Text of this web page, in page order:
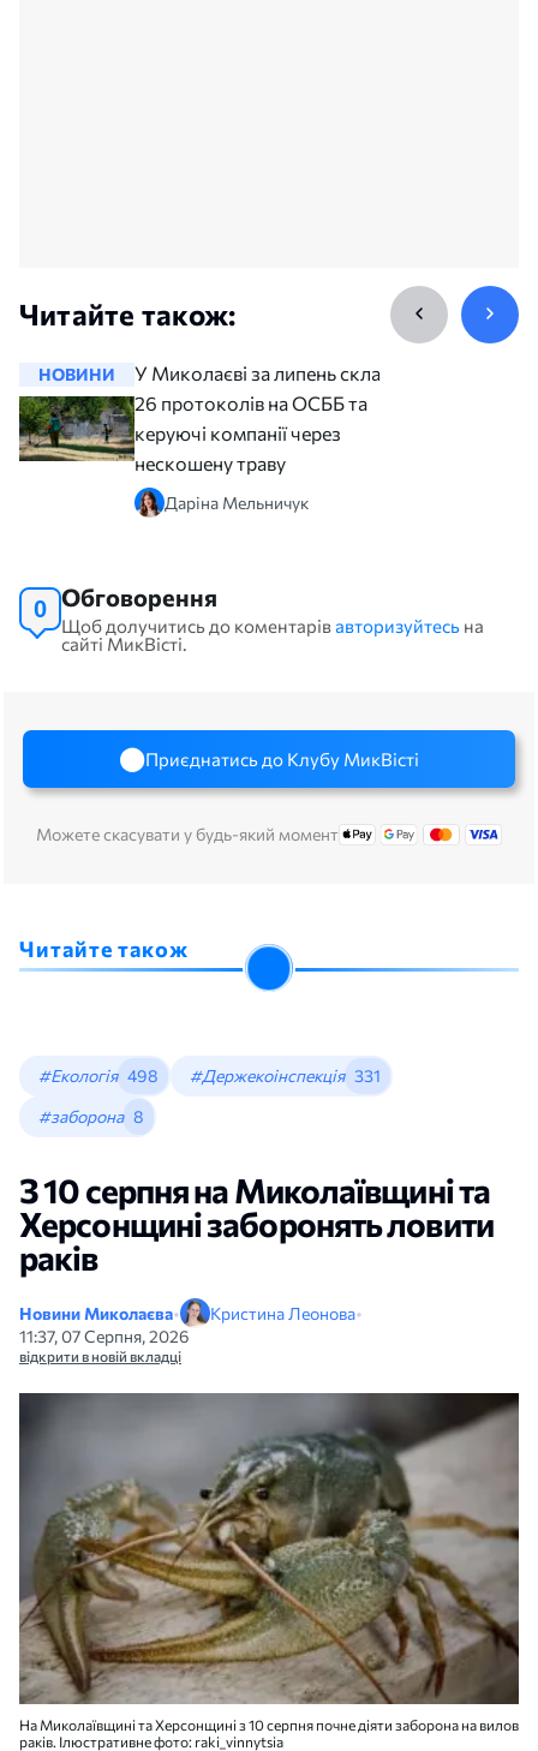
Читайте також:
НОВИНИ
У Миколаєві за липень склали
26 протоколів на ОСББ та
керуючі компанії через
нескошену траву
Даріна Мельничук
0 Обговорення
Щоб долучитись до коментарівавторизуйтесь на
сайті МикВісті.
Приєднатись до Клубу МикВісті
Можете скасувати у будь-який момент
Читайте також
#Екологія 498 #Держекоінспекція 331
#заборона 8
З 10 серпня на Миколаївщині та
Херсонщині заборонять ловити
раків
Новини Миколаєва• Кристина Леонова•
11:37, 07 Серпня, 2026
відкрити в новій вкладці
На Миколаївщині та Херсонщині з 10 серпня почне діяти заборона на вилов
раків. Ілюстративне фото: raki_vinnytsia